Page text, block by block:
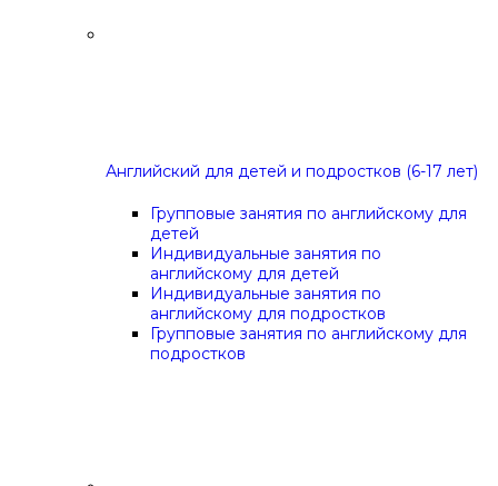
Английский для детей и подростков (6-17 лет)
Групповые занятия по английскому для
детей
Индивидуальные занятия по
английскому для детей
Индивидуальные занятия по
английскому для подростков
Групповые занятия по английскому для
подростков